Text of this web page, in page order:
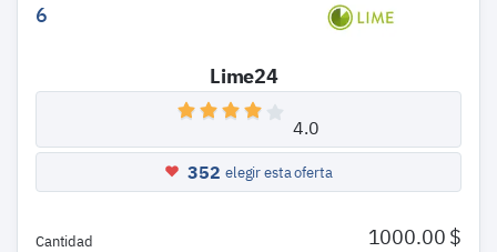
6
Lime24
4.0
352 elegir esta oferta
Cantidad 1000.00 $